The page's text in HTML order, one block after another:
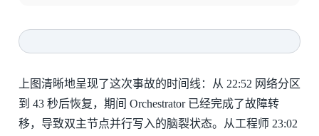
上图清晰地呈现了这次事故的时间线：从 22:52 网络分区
到 43 秒后恢复，期间 Orchestrator 已经完成了故障转
移，导致双主节点并行写入的脑裂状态。从工程师 23:02